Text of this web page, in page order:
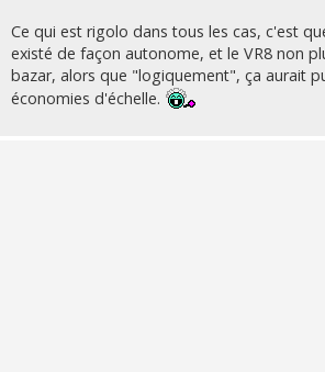
Ce qui est rigolo dans tous les cas, c'est
existé de façon autonome, et le VR8 non
bazar, alors que "logiquement", ça aurait
économies d'échelle.